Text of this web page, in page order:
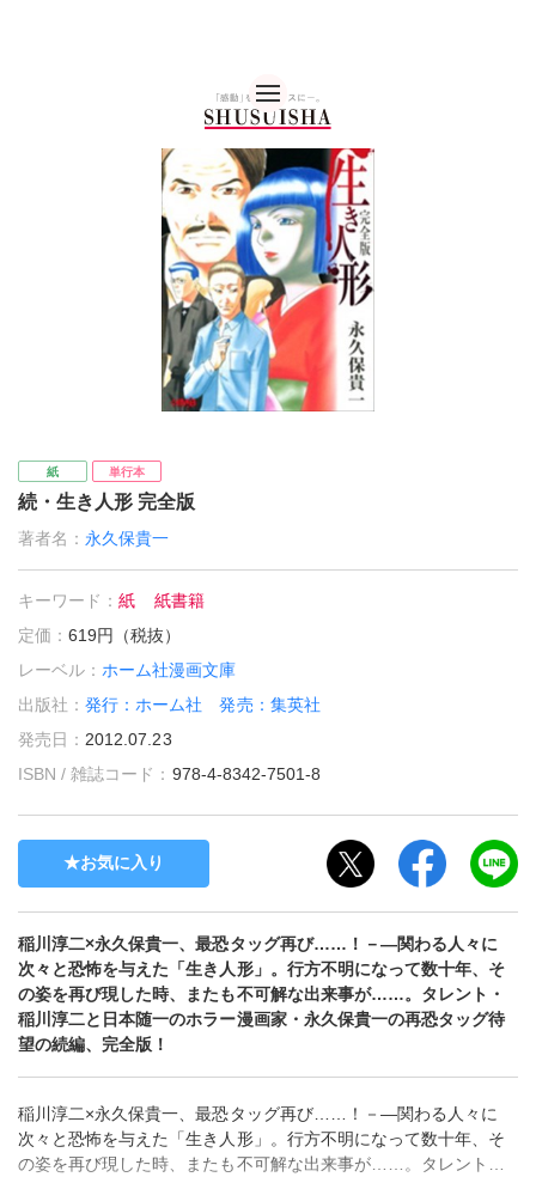
紙 単行本
続・生き人形 完全版
著者名： 永久保貴一
キーワード：紙
紙書籍
定価：619円（税抜）
レーベル： ホーム社漫画文庫
出版社：発行：ホーム社 発売：集英社
発売日： 2012.07.23
ISBN / 雑誌コード： 978-4-8342-7501-8
お気に入り
稲川淳二×永久保貴一、最恐タッグ再び……！－―関わる人々に
次々と恐怖を与えた「生き人形」。行方不明になって数十年、そ
の姿を再び現した時、またも不可解な出来事が……。タレント・
稲川淳二と日本随一のホラー漫画家・永久保貴一の再恐タッグ待
望の続編、完全版！
稲川淳二×永久保貴一、最恐タッグ再び……！－―関わる人々に
次々と恐怖を与えた「生き人形」。行方不明になって数十年、そ
の姿を再び現した時、またも不可解な出来事が……。タレント・